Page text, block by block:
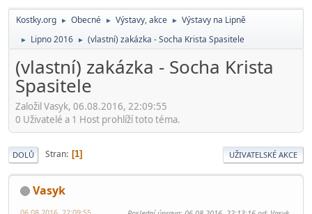
Kostky.org ► Obecné ► Výstavy, akce ► Výstavy na Lipně
► Lipno 2016 ► (vlastní) zakázka - Socha Krista Spasitele
(vlastní) zakázka - Socha Krista
Spasitele
Založil Vasyk, 06.08.2016, 22:09:55
0 Uživatelé a 1 Host prohlíží toto téma.
DOLŮ Stran 1 UŽIVATELSKÉ AKCE
Vasyk
06.08.2016, 22:09:55